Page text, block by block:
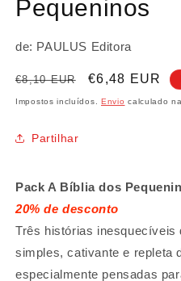
Pequeninos
de: PAULUS Editora
Preço
normal
€8,10 EUR
Preço
de
€6,48 EUR
Impostos incluídos. Envio calculado
Partilhar
Pack A Bíblia dos
20% de desconto
Três histórias inesquecíveis
simples, cativante e repleta
especialmente pensadas